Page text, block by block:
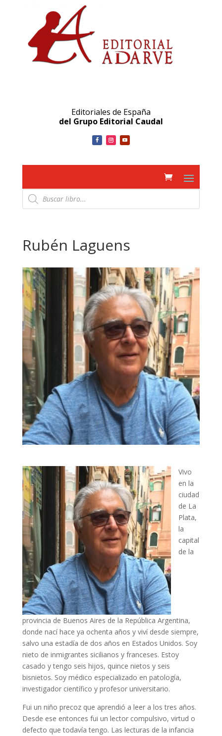
Editoriales de España
del Grupo Editorial Caudal
Búsqueda
de
productos
Rubén Laguens
Vivo
en la
ciudad
de La
Plata,
la
capital
de la
provincia de Buenos Aires de la República Argentina,
donde nací hace ya ochenta años y viví desde siempre,
salvo una estadía de dos años en Estados Unidos. Soy
nieto de inmigrantes sicilianos y franceses. Estoy
casado y tengo seis hijos, quince nietos y seis
bisnietos. Soy médico especializado en patología,
investigador científico y profesor universitario.
Fui un niño precoz que aprendió a leer a los tres años.
Desde ese entonces fui un lector compulsivo, virtud o
defecto que todavía tengo. Las lecturas de la infancia